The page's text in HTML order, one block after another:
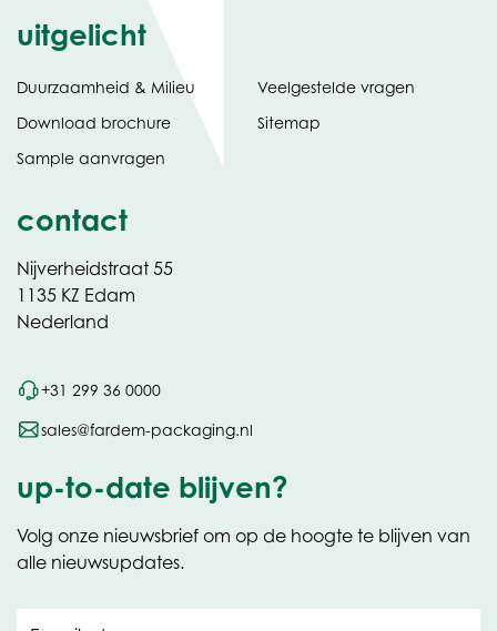
uitgelicht
Duurzaamheid & Milieu
Download brochure(opent
tabblad)
Sample aanvragen
Veelgestelde vragen
Sitemap
contact
Nijverheidstraat 55
1135 KZ Edam
Nederland
+31 299 36 0000
sales@fardem-packaging.nl
up-to-date blijven?
Volg onze nieuwsbrief om op de hoogte te blijven van
alle nieuwsupdates.